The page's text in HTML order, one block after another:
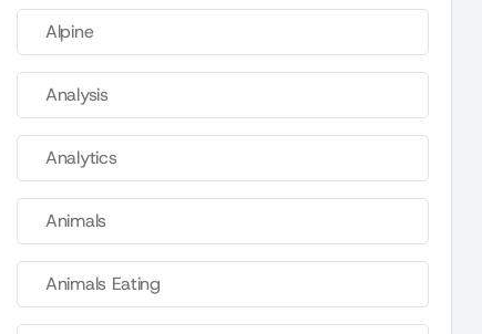
Alpine
Analysis
Analytics
Animals
Animals Eating